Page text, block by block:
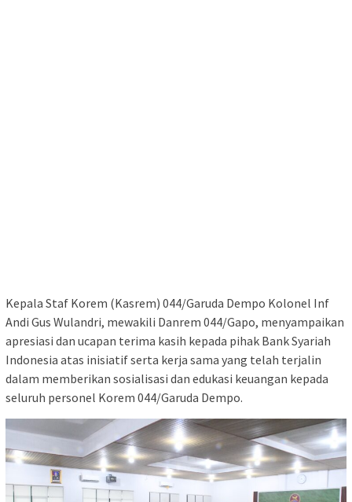
Kepala Staf Korem (Kasrem) 044/Garuda Dempo Kolonel Inf
Andi Gus Wulandri, mewakili Danrem 044/Gapo, menyampaikan
apresiasi dan ucapan terima kasih kepada pihak Bank Syariah
Indonesia atas inisiatif serta kerja sama yang telah terjalin
dalam memberikan sosialisasi dan edukasi keuangan kepada
seluruh personel Korem 044/Garuda Dempo.